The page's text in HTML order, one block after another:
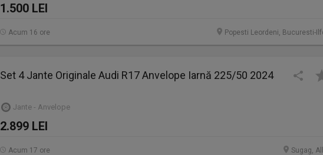
1.500 LEI
Popesti Leordeni, Bucuresti-
Acum 16 ore
Set 4 Jante Originale Audi R17 Anvelope Iarnă 225/50 2024
Jante - Anvelope
2.899 LEI
Sugag,
Acum 17 ore